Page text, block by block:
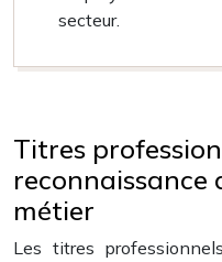
secteur.
Titres
reconnaissance
métier
Les titres